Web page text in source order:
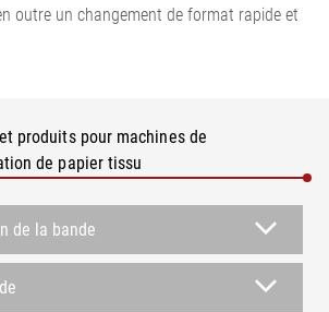
outre un changement de format rapide et
produits pour machines de
de papier tissu
de la bande